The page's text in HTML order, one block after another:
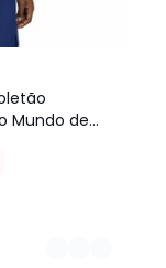
Mundo de